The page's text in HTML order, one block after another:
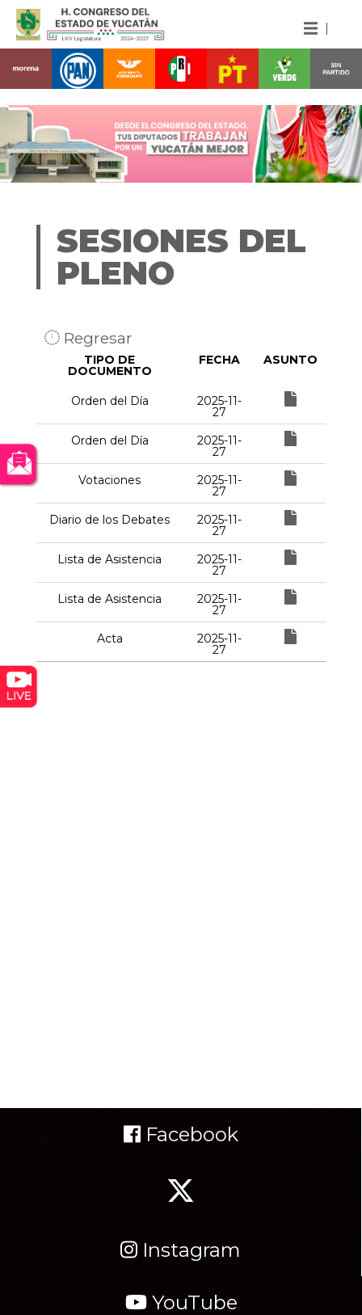
SESIONES DEL
PLENO
Regresar
TIPO DE
DOCUMENTO
FECHA ASUNTO
Orden del Día 2025-11-
27
Orden del Día
2025-11-
27
Votaciones
2025-11-
27
Diario de los Debates
2025-11-
27
Lista de Asistencia
2025-11-
27
Lista de Asistencia
2025-11-
27
Acta
2025-11-
27
Facebook
Instagram
YouTube